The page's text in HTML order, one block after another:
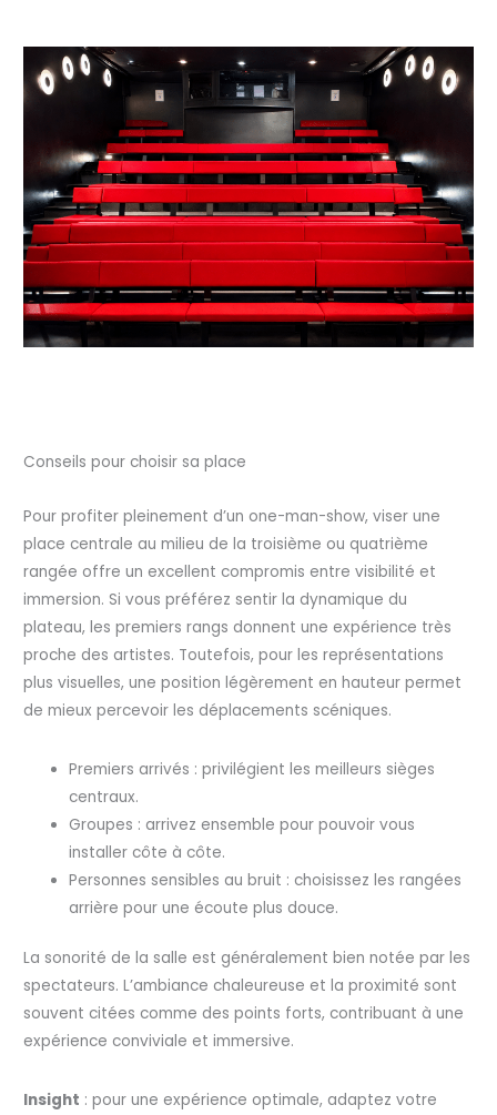
Conseils pour choisir sa place
Pour profiter pleinement d’un one-man-show, viser une
place centrale au milieu de la troisième ou quatrième
rangée offre un excellent compromis entre visibilité et
immersion. Si vous préférez sentir la dynamique du
plateau, les premiers rangs donnent une expérience très
proche des artistes. Toutefois, pour les représentations
plus visuelles, une position légèrement en hauteur permet
de mieux percevoir les déplacements scéniques.
Premiers arrivés : privilégient les meilleurs sièges
centraux.
Groupes : arrivez ensemble pour pouvoir vous
installer côte à côte.
Personnes sensibles au bruit : choisissez les rangées
arrière pour une écoute plus douce.
La sonorité de la salle est généralement bien notée par les
spectateurs. L’ambiance chaleureuse et la proximité sont
souvent citées comme des points forts, contribuant à une
expérience conviviale et immersive.
Insight : pour une expérience optimale, adaptez votre